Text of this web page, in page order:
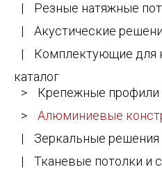
Резные натяжные
Акустические
Комплектующие для
каталог
Крепежные профили
Алюминиевые
Зеркальные решения
Тканевые потолки и